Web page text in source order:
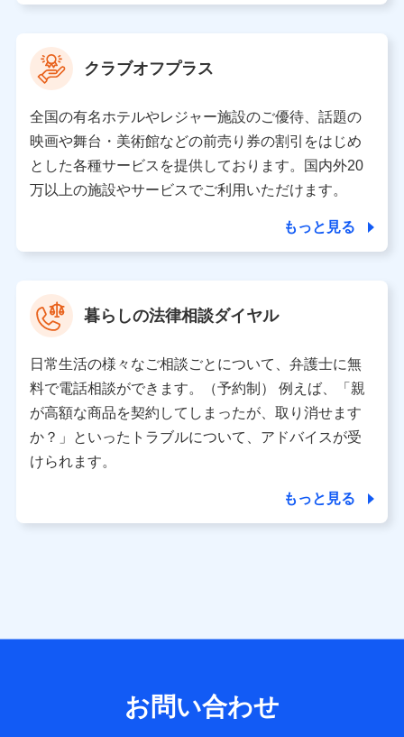
上記に係る案内・手続き・管理等付帯業務を行うため
【当該個人データの管理について責任を有する者の名称・住
所・代表者名】
当該個人データを取り扱う各共同利用者（詳細は次のとお
り）
東京都千代田区永田町2丁目11番1号 山王パークタワー
株式会社NTTドコモ 代表取締役社長 前田 義晃
東京都中央区日本橋人形町2-14-10 アーバンネット日本橋
ビル 3F
※ 当社および株式会社NTTドコモは、お客さまの情報を利
データ憲章」に定める行動原則を順守します 。
※ パーソナルデータダッシュボードの「第三者提供の管
理」の設定状態にかかわらず、共同利用する場合がありま
※ dポイントクラブ会員ではないお客さま（2019年12月11
日以降、一度もdポイントクラブ会員であったことがないお
個人データは、こちら の利用目的の範囲内に限って共同利
用します。
サービス提供等を通じて取得した、以下の情報などの個人デ
クラブオフプラス
全国の有名ホテルやレジャー施設のご優待、話題の
映画や舞台・美術館などの前売り券の割引をはじめ
とした各種サービスを提供しております。国内外20
万以上の施設やサービスでご利用いただけます。
もっと見る
暮らしの法律相談ダイヤル
日常生活の様々なご相談ごとについて、弁護士に無
料で電話相談ができます。（予約制） 例えば、「親
が高額な商品を契約してしまったが、取り消せます
か？」といったトラブルについて、アドバイスが受
けられます。
もっと見る
お問い合わせ